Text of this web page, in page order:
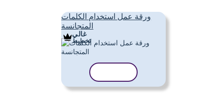
ورقة عمل استخدام الكلمات
المتجانسة
غالي
تَخطِيط